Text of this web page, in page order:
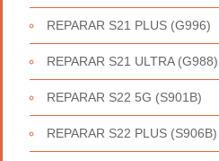
REPARAR S21 PLUS (G996)
REPARAR S21 ULTRA (G988)
REPARAR S22 5G (S901B)
REPARAR S22 PLUS (S906B)